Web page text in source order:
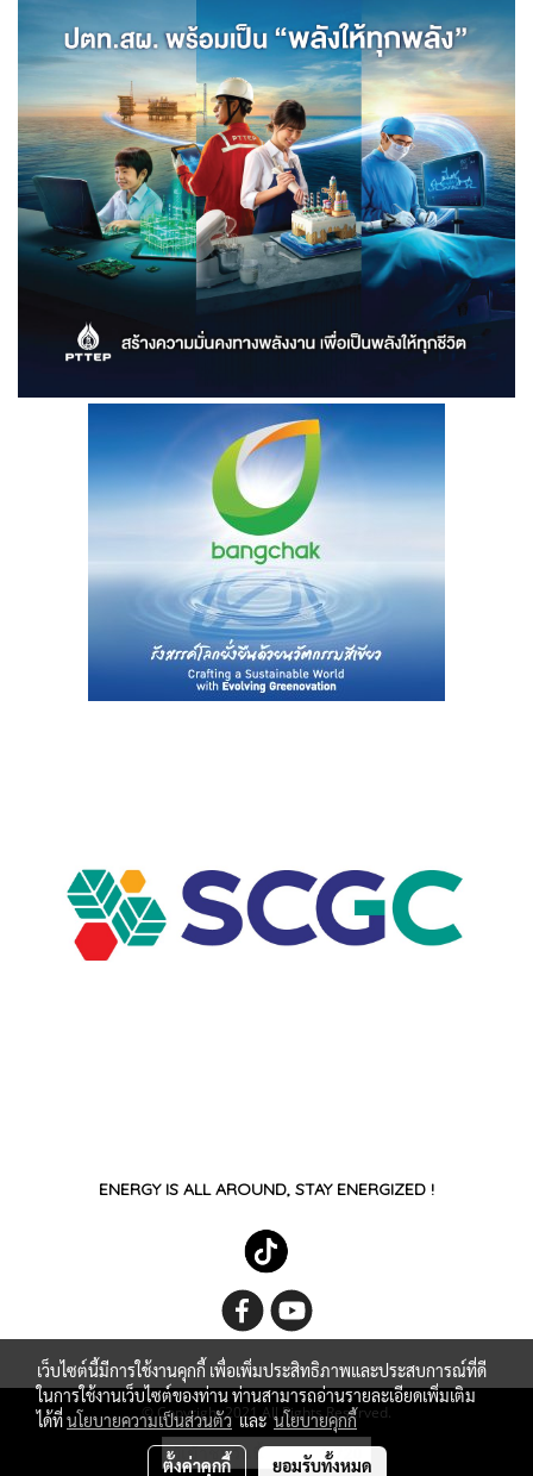
ENERGY IS ALL AROUND, STAY ENERGIZED !
© Copyright 2021 All Rights Reserved.
ผู้เข้าชมวันนี้ 1,720
เว็บไซต์นี้มีการใช้งานคุกกี้ เพื่อเพิ่มประสิทธิภาพและประสบการณ์ที่ดี
ในการใช้งานเว็บไซต์ของท่าน ท่านสามารถอ่านรายละเอียดเพิ่มเติม
ได้ที่นโยบายความเป็นส่วนตัวและนโยบายคุกกี้
ตั้งค่าคุกกี้ ยอมรับทั้งหมด